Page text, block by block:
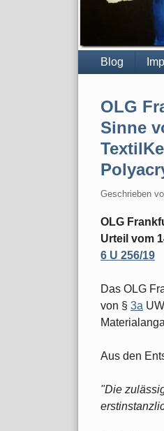
Blog
OLG
Sinne
Geschrieben
OLG
Urteil vom
6 U 256/19
Das OLG
von § 3a
Aus den
"Die